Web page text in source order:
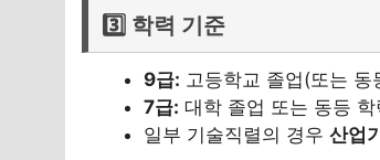
3️⃣ 학력 기준
9급: 고등학교 졸업(또는 동
7급: 대학 졸업 또는 동등 학
일부 기술직렬의 경우 산업